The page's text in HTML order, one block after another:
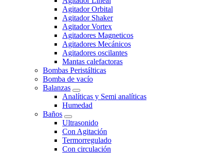
Agitador Orbital
Agitador Shaker
Agitador Vortex
Agitadores Magneticos
Agitadores Mecánicos
Agitadores oscilantes
Mantas calefactoras
Bombas Peristálticas
Bomba de vacío
Balanzas
Analíticas y Semi analíticas
Humedad
Baños
Ultrasonido
Con Agitación
Termorregulado
Con circulación